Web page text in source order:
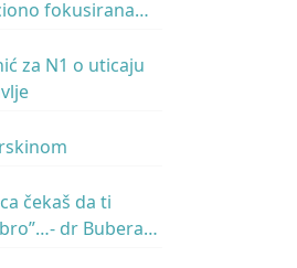
fokusirana
za N1 o uticaju
čekaš da ti
dr Bubera